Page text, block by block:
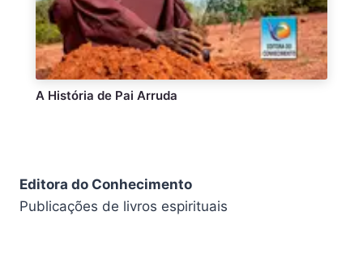
A História de Pai Arruda
Editora do Conhecimento
Publicações de livros espirituais